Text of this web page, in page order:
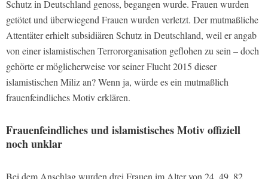
Schutz in Deutschland genoss, begangen wurde. Frauen wurden
getötet und überwiegend Frauen wurden verletzt. Der mutmaßliche
Attentäter erhielt subsidiären Schutz in Deutschland, weil er angab
von einer islamistischen Terrororganisation geflohen zu sein – doch
gehörte er möglicherweise vor seiner Flucht 2015 dieser
islamistischen Miliz an? Wenn ja, würde es ein mutmaßlich
frauenfeindliches Motiv erklären.
Frauenfeindliches und islamistisches Motiv offiziell
noch unklar
Bei dem Anschlag wurden drei Frauen im Alter von 24, 49, 82